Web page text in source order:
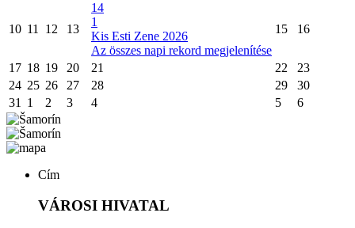
10 11 12 13
14
1
Kis Esti Zene 2026
Az összes napi rekord megjelenítése
15 16
17 18 19 20 21 22
23
24 25 26 27 28 29
30
31
1 2 3 4 5 6
Cím
VÁROSI HIVATAL